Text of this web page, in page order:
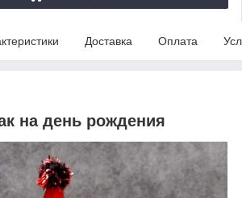
Доставка Оплата
на день рождения